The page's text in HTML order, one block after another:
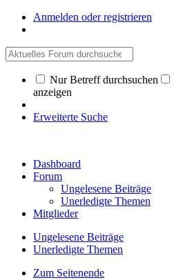
Anmelden oder registrieren
Nur Betreff durchsuchen
anzeigen
Erweiterte Suche
Dashboard
Forum
Ungelesene Beiträge
Unerledigte Themen
Mitglieder
Ungelesene Beiträge
Unerledigte Themen
Zum Seitenende